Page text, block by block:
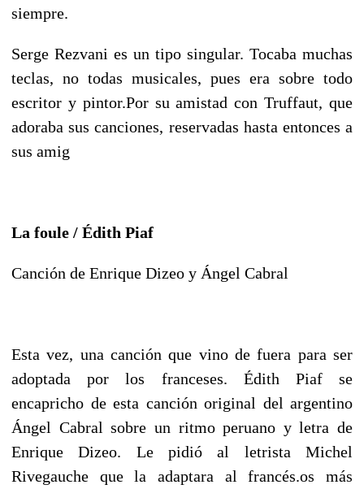
siempre.
Serge Rezvani es un tipo singular. Tocaba muchas
teclas, no todas musicales, pues era sobre todo
escritor y pintor.Por su amistad con Truffaut, que
adoraba sus canciones, reservadas hasta entonces a
sus amig
La foule / Édith Piaf
Canción de Enrique Dizeo y Ángel Cabral
Esta vez, una canción que vino de fuera para ser
adoptada por los franceses. Édith Piaf se
encapricho de esta canción original del argentino
Ángel Cabral sobre un ritmo peruano y letra de
Enrique Dizeo. Le pidió al letrista Michel
Rivegauche que la adaptara al francés.os más